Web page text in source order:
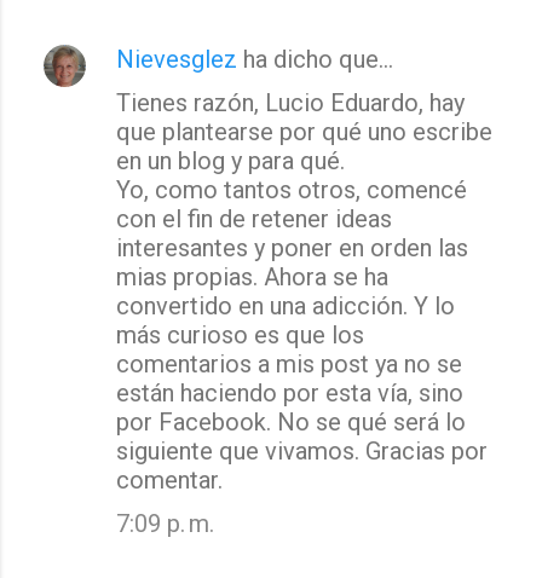
Nievesglez ha dicho que…
Tienes razón, Lucio Eduardo, hay
que plantearse por qué uno escribe
en un blog y para qué.
Yo, como tantos otros, comencé
con el fin de retener ideas
interesantes y poner en orden las
mias propias. Ahora se ha
convertido en una adicción. Y lo
más curioso es que los
comentarios a mis post ya no se
están haciendo por esta vía, sino
por Facebook. No se qué será lo
siguiente que vivamos. Gracias por
comentar.
7:09 p. m.